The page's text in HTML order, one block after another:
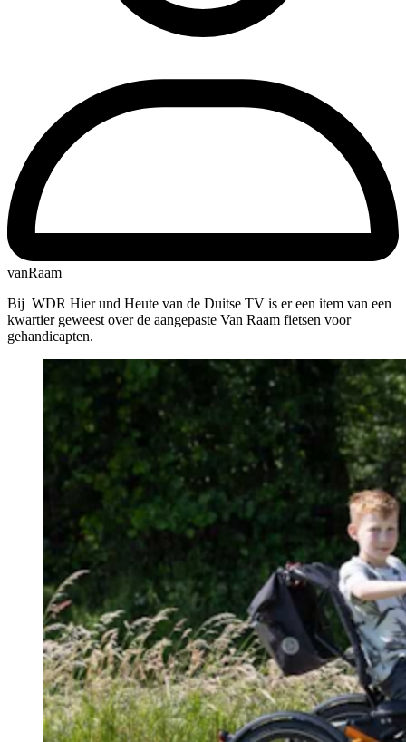
vanRaam
Bij WDR Hier und Heute van de Duitse TV is er een item van een
kwartier geweest over de aangepaste Van Raam fietsen voor
gehandicapten.